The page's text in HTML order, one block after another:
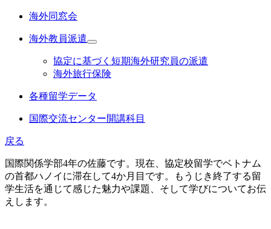
海外同窓会
海外教員派遣
協定に基づく短期海外研究員の派遣
海外旅行保険
各種留学データ
国際交流センター開講科目
戻る
国際関係学部4年の佐藤です。現在、協定校留学でベトナム
の首都ハノイに滞在して4か月目です。もうじき終了する留
学生活を通じて感じた魅力や課題、そして学びについてお伝
えします。